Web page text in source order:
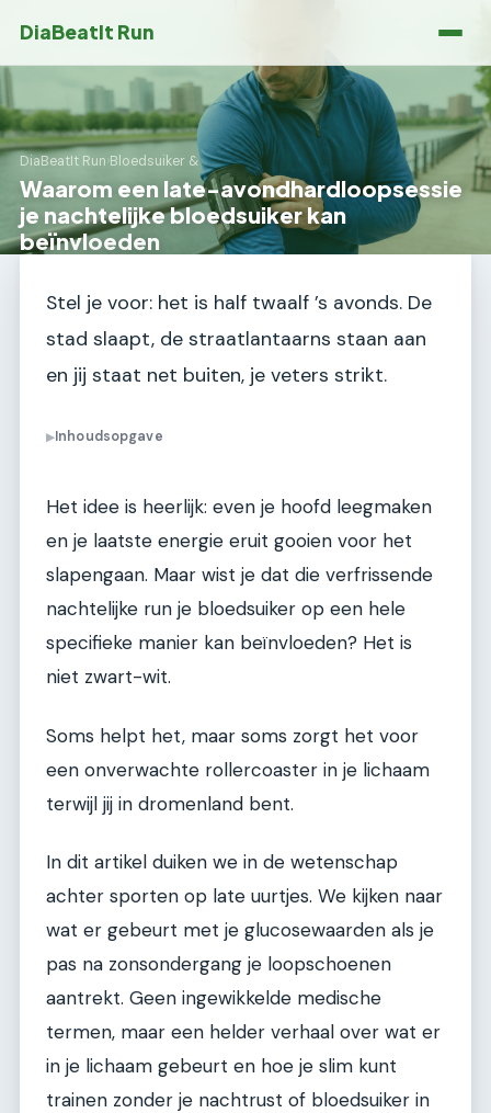
DiaBeatIt Run
DiaBeatIt Run›Bloedsuiker &
Waarom een late-avondhardloopsessie
je nachtelijke bloedsuiker kan
beïnvloeden
Stel je voor: het is half twaalf ’s avonds. De
stad slaapt, de straatlantaarns staan aan
en jij staat net buiten, je veters strikt.
▶Inhoudsopgave
Het idee is heerlijk: even je hoofd leegmaken
en je laatste energie eruit gooien voor het
slapengaan. Maar wist je dat die verfrissende
nachtelijke run je bloedsuiker op een hele
specifieke manier kan beïnvloeden? Het is
niet zwart-wit.
Soms helpt het, maar soms zorgt het voor
een onverwachte rollercoaster in je lichaam
terwijl jij in dromenland bent.
In dit artikel duiken we in de wetenschap
achter sporten op late uurtjes. We kijken naar
wat er gebeurt met je glucosewaarden als je
pas na zonsondergang je loopschoenen
aantrekt. Geen ingewikkelde medische
termen, maar een helder verhaal over wat er
in je lichaam gebeurt en hoe je slim kunt
trainen zonder je nachtrust of bloedsuiker in